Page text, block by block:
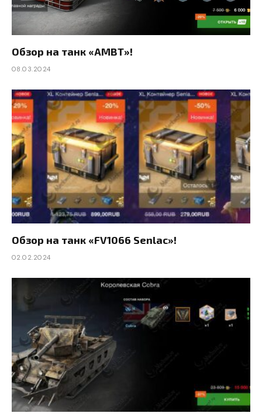
Обзор на танк «AMBT»!
08.03.2024
Обзор на танк «FV1066 Senlac»!
02.02.2024